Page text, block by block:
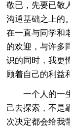
敬已，先要已敬
沟通基础之上的
在一直与同学和
的欢迎，与许多
识的同时，我更
顾着自己的利益
一个人的一生
己去探索，不是
次决定都会给我